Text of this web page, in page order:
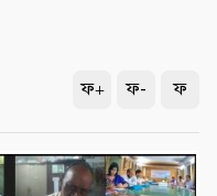
ফ+ ফ- ফ